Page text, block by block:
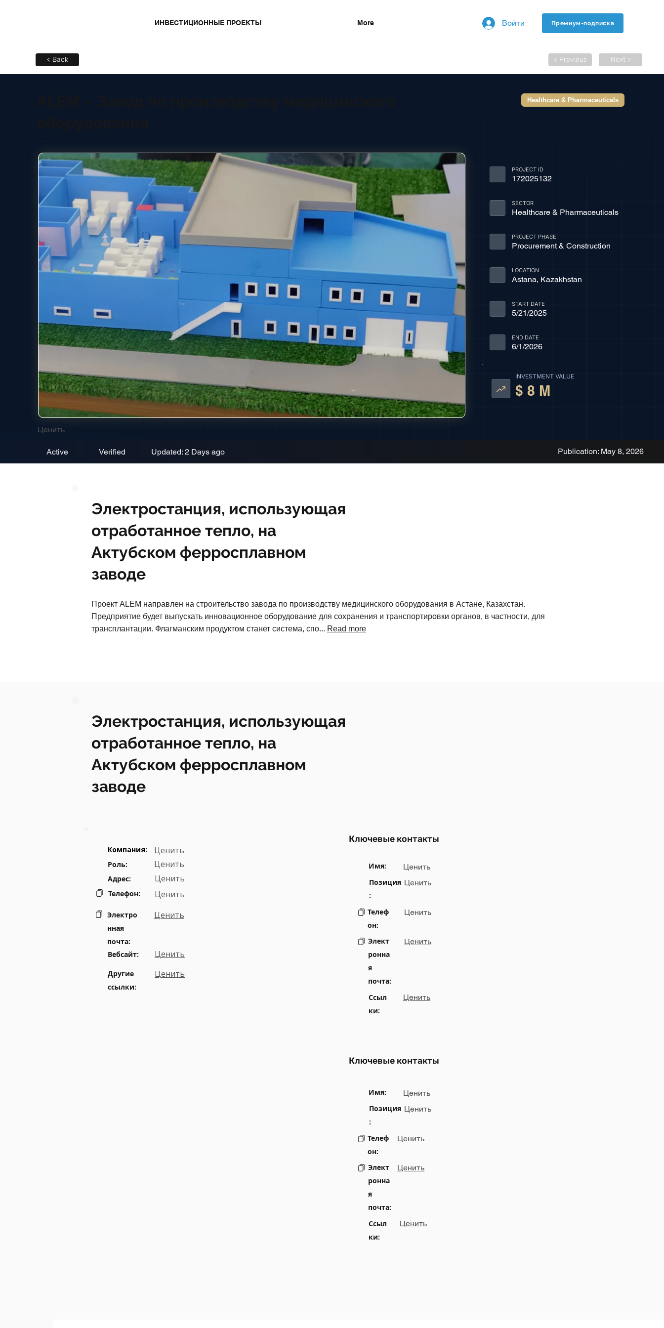
ИНВЕСТИЦИОННЫЕ ПРОЕКТЫ More Войти Премиум-подписка
< Back < Previous Next >
Healthcare & Pharmaceuticals
Ценить
PROJECT ID
172025132
SECTOR
Healthcare & Pharmaceuticals
PROJECT PHASE
Procurement & Construction
LOCATION
Astana, Kazakhstan
START DATE
5/21/2025
END DATE
6/1/2026
INVESTMENT VALUE
$ 8 M
Active Verified Updated: 2 Days ago Publication: May 8, 2026
Электростанция, использующая
отработанное тепло, на
Актубском ферросплавном
заводе
Проект ALEM направлен на строительство завода по производству медицинского оборудования в Астане, Казахстан.
Предприятие будет выпускать инновационное оборудование для сохранения и транспортировки органов, в частности, для
трансплантации. Флагманским продуктом станет система, спо... Read more
Электростанция, использующая
отработанное тепло, на
Актубском ферросплавном
заводе
Компания: Ценить
Роль: Ценить
Адрес: Ценить
Телефон: Ценить
Электро
нная
почта:
Ценить
Другие
ссылки:
Ценить
Вебсайт: Ценить
Ключевые контакты
Имя:
Ценить
Позиция
:
Ценить
Телеф
он:
Ценить
Элект
ронна
я
почта:
Ценить
Ссыл
ки:
Ценить
Ключевые контакты
Имя:
Ценить
Позиция
:
Ценить
Телеф
он:
Ценить
Элект
ронна
я
почта:
Ценить
Ссыл
ки:
Ценить